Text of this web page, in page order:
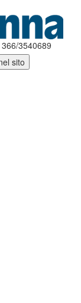
3540689